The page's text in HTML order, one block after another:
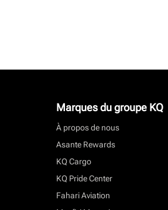
Marques du groupe KQ
À propos de nous
Asante Rewards
KQ Cargo
KQ Pride Center
Fahari Aviation